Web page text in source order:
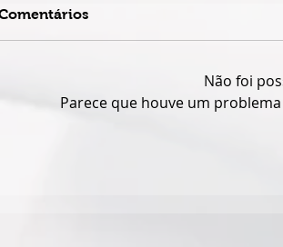
Não foi
Parece que houve um